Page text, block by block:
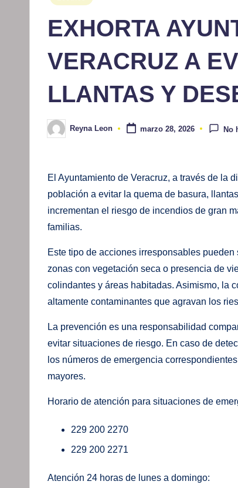
EXHORTA
VERACRUZ A
LLANTAS Y
Publicado
por
Reyna Leon marzo 28, 2026 No
El Ayuntamiento de Veracruz, a través de la
población a evitar la quema de basura,
incrementan el riesgo de incendios de gran
familias.
Este tipo de acciones irresponsables
zonas con vegetación seca o presencia de
colindantes y áreas habitadas. Asimismo, la
altamente contaminantes que agravan los
La prevención es una responsabilidad
evitar situaciones de riesgo. En caso de
los números de emergencia
mayores.
Horario de atención para situaciones de
229 200 2270
229 200 2271
Atención 24 horas de lunes a domingo: